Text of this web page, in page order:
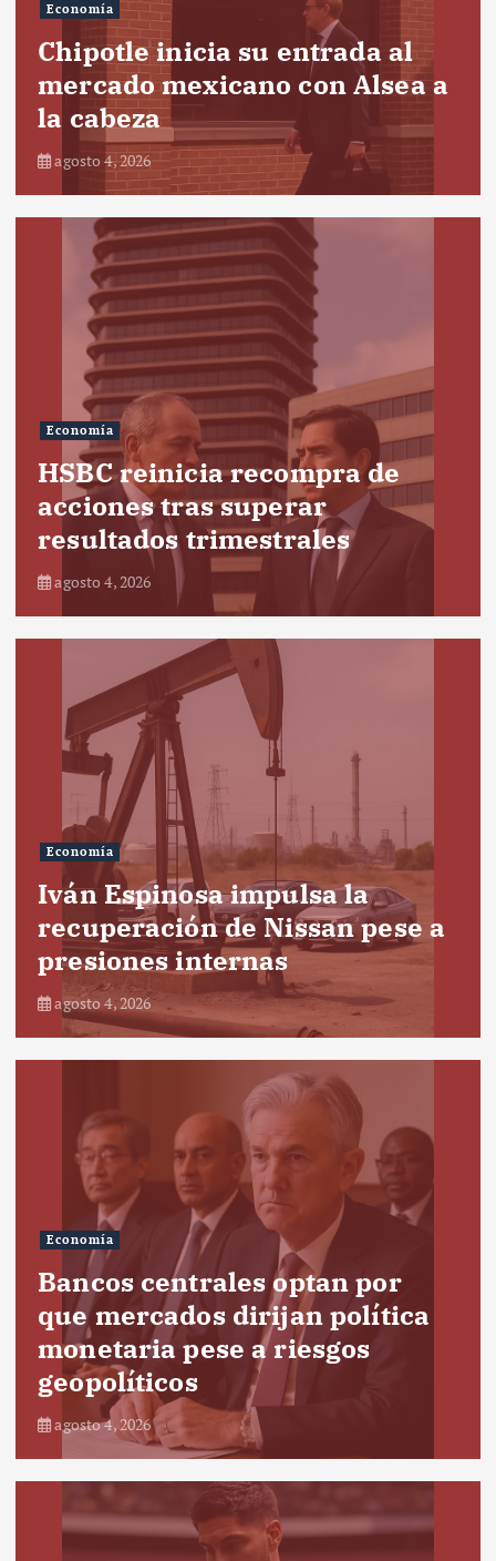
Economía
Chipotle inicia su entrada al
mercado mexicano con Alsea a
la cabeza
agosto 4, 2026
Economía
HSBC reinicia recompra de
acciones tras superar
resultados trimestrales
agosto 4, 2026
Economía
Iván Espinosa impulsa la
recuperación de Nissan pese a
presiones internas
agosto 4, 2026
Economía
Bancos centrales optan por
que mercados dirijan política
monetaria pese a riesgos
geopolíticos
agosto 4, 2026